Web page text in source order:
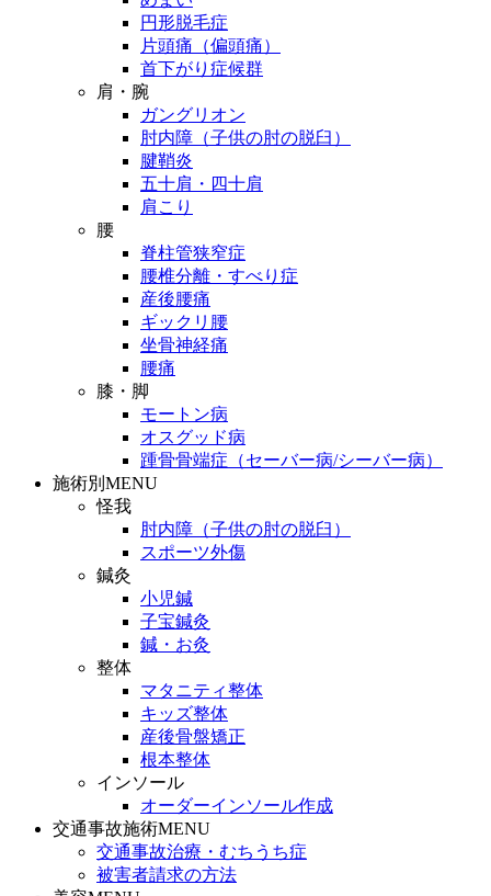
円形脱毛症
片頭痛（偏頭痛）
首下がり症候群
肩・腕
ガングリオン
肘内障（子供の肘の脱臼）
腱鞘炎
五十肩・四十肩
肩こり
腰
脊柱管狭窄症
腰椎分離・すべり症
産後腰痛
ギックリ腰
坐骨神経痛
腰痛
膝・脚
モートン病
オスグッド病
踵骨骨端症（セーバー病/シーバー病）
施術別MENU
怪我
肘内障（子供の肘の脱臼）
スポーツ外傷
鍼灸
小児鍼
子宝鍼灸
鍼・お灸
整体
マタニティ整体
キッズ整体
産後骨盤矯正
根本整体
インソール
オーダーインソール作成
交通事故施術MENU
交通事故治療・むちうち症
被害者請求の方法